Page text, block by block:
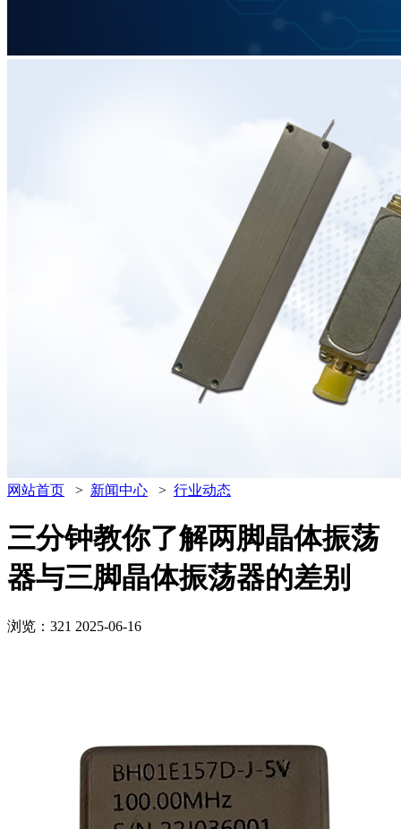
网站首页 > 新闻中心 > 行业动态
三分钟教你了解两脚晶体振荡
器与三脚晶体振荡器的差别
浏览：321 2025-06-16